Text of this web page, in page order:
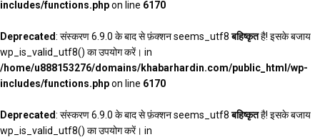
includes/functions.phpon line 6170
Deprecated: संस्करण 6.9.0 के बाद से फ़ंक्शन seems_utf8बहिष्कृतहै! इसके बजाय
wp_is_valid_utf8() का उपयोग करें। in
/home/u888153276/domains/khabarhardin.com/public_html/wp-
includes/functions.phpon line 6170
Deprecated: संस्करण 6.9.0 के बाद से फ़ंक्शन seems_utf8बहिष्कृतहै! इसके बजाय
wp_is_valid_utf8() का उपयोग करें। in